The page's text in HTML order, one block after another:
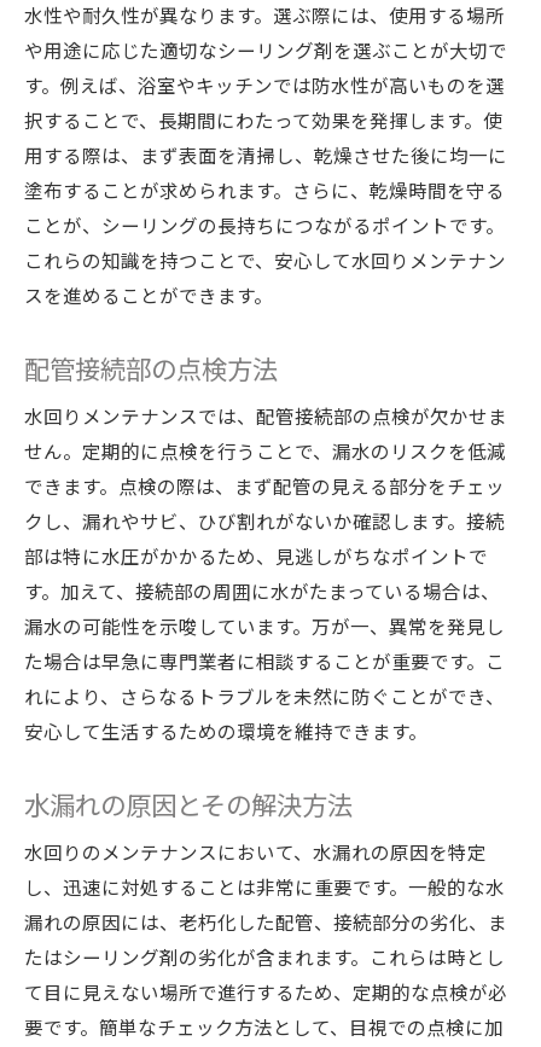
水性や耐久性が異なります。選ぶ際には、使用する場所
や用途に応じた適切なシーリング剤を選ぶことが大切で
す。例えば、浴室やキッチンでは防水性が高いものを選
択することで、長期間にわたって効果を発揮します。使
用する際は、まず表面を清掃し、乾燥させた後に均一に
塗布することが求められます。さらに、乾燥時間を守る
ことが、シーリングの長持ちにつながるポイントです。
これらの知識を持つことで、安心して水回りメンテナン
スを進めることができます。
配管接続部の点検方法
水回りメンテナンスでは、配管接続部の点検が欠かせま
せん。定期的に点検を行うことで、漏水のリスクを低減
できます。点検の際は、まず配管の見える部分をチェッ
クし、漏れやサビ、ひび割れがないか確認します。接続
部は特に水圧がかかるため、見逃しがちなポイントで
す。加えて、接続部の周囲に水がたまっている場合は、
漏水の可能性を示唆しています。万が一、異常を発見し
た場合は早急に専門業者に相談することが重要です。こ
れにより、さらなるトラブルを未然に防ぐことができ、
安心して生活するための環境を維持できます。
水漏れの原因とその解決方法
水回りのメンテナンスにおいて、水漏れの原因を特定
し、迅速に対処することは非常に重要です。一般的な水
漏れの原因には、老朽化した配管、接続部分の劣化、ま
たはシーリング剤の劣化が含まれます。これらは時とし
て目に見えない場所で進行するため、定期的な点検が必
要です。簡単なチェック方法として、目視での点検に加